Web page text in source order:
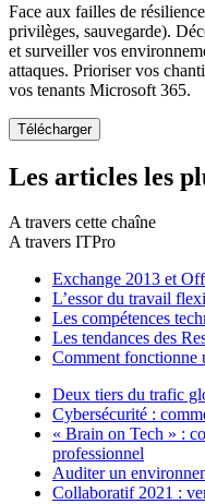
Face aux failles de
privilèges, sauvegarde).
et surveiller vos
attaques. Prioriser vos
vos tenants Microsoft 365.
Les articles les
A travers cette chaîne
A travers ITPro
Exchange 2013 et
L’essor du travail
Les compétences
Les tendances des
Comment
Deux tiers du trafic
Cybersécurité :
« Brain on Tech » :
professionnel
Auditer un
Collaboratif 2021 :